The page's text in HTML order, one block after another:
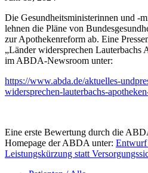
Die Gesundheitsministerinnen und -
lehnen die Pläne von
zur Apothekenreform ab. Eine
„Länder widersprechen Lauterbachs
im ABDA-Newsroom unter:
https://www.abda.de/aktuelles-
widersprechen-lauterbachs-
Eine erste Bewertung durch die
Homepage der ABDA unter: Entwurf
Leistungskürzung statt